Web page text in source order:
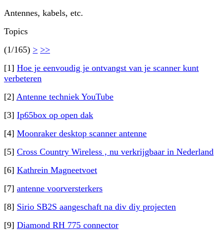
Antennes, kabels, etc.
Topics
(1/165) > >>
[1] Hoe je eenvoudig je ontvangst van je scanner kunt
verbeteren
[2] Antenne techniek YouTube
[3] Ip65box op open dak
[4] Moonraker desktop scanner antenne
[5] Cross Country Wireless , nu verkrijgbaar in Nederland
[6] Kathrein Magneetvoet
[7] antenne voorversterkers
[8] Sirio SB2S aangeschaft na div diy projecten
[9] Diamond RH 775 connector